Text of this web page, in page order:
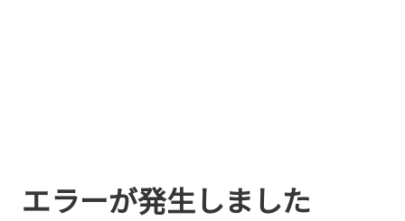
エラーが発生しました